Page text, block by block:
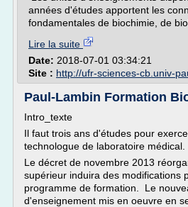
années d'études apportent les
fondamentales de biochimie, de
Lire la suite
Date: 2018-07-01 03:34:21
Site : http://ufr-sciences-cb.univ-
Paul-Lambin Formation
Intro_texte
Il faut trois ans d'études pour
technologue de laboratoire médical.
Le décret de novembre 2013
supérieur induira des modifications
programme de formation. Le
d'enseignement mis en oeuvre en